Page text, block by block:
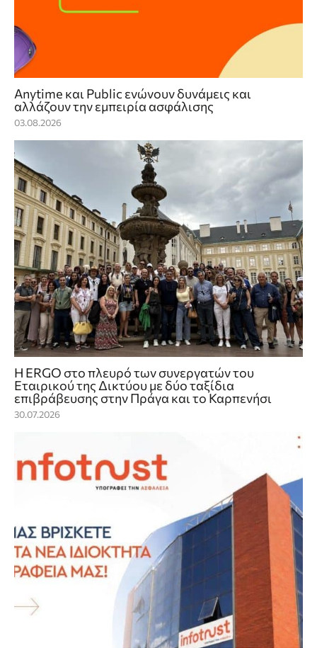
Anytime και Public ενώνουν δυνάμεις και
αλλάζουν την εμπειρία ασφάλισης
03.08.2026
Η ERGO στο πλευρό των συνεργατών του
Εταιρικού της Δικτύου με δύο ταξίδια
επιβράβευσης στην Πράγα και το Καρπενήσι
30.07.2026